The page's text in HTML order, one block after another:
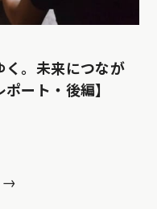
く。未来につなが
ート・後編】
→